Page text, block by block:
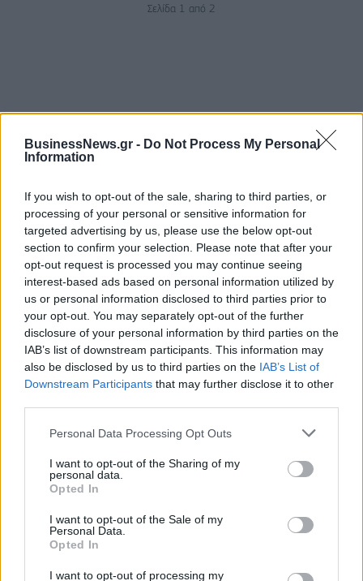
BusinessNews.gr - Do Not Process My Personal
Information
If you wish to opt-out of the sale, sharing to third parties, or
processing of your personal or sensitive information for
targeted advertising by us, please use the below opt-out
section to confirm your selection. Please note that after your
opt-out request is processed you may continue seeing
interest-based ads based on personal information utilized by
us or personal information disclosed to third parties prior to
your opt-out. You may separately opt-out of the further
disclosure of your personal information by third parties on the
IAB’s list of downstream participants. This information may
also be disclosed by us to third parties on the IAB’s List of
Downstream Participants that may further disclose it to other
Personal Data Processing Opt Outs
I want to opt-out of the Sharing of my
personal data.
Opted In
I want to opt-out of the Sale of my
Personal Data.
Opted In
I want to opt-out of processing my
Σελίδα 1 από 2
ΡΟΗ ΕΙΔΗΣΕΩΝ
Αυξημένη η επιβατική κίνηση από το λιμάνι του
Πειραιά – Περίπου 60.000 ταξίδεψαν Παρασκευή
και Σάββατο
09/08/2026 - 12:33 ΕΛΛΑΔΑ
Από τη Δυτική Αττική στη Νότια Γαλλία : Οι εμπειρίες
Ελλήνων και Γάλλων πυροσβεστών από τα πύρινα
μέτωπα
Δεύτερη πηγή εισοδήματος για τους επαγγελματίες
09/08/2026 - 12:08
διασφαλίζει την ανάπτυξη, την ασφάλεια και
καλύτερους μισθούς